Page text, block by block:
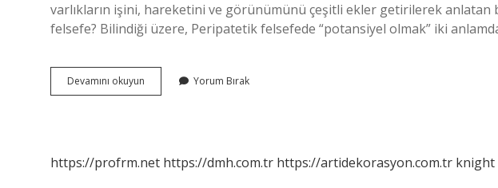
varlıkların işini, hareketini ve görünümünü çeşitli ekler getirilerek anlatan
felsefe? Bilindiği üzere, Peripatetik felsefede “potansiyel olmak” iki
Devamını okuyun Felsefede
Bilkuvve
Yorum Bırak
https://profrm.net https://dmh.com.tr https://artidekorasyon.com.tr knight